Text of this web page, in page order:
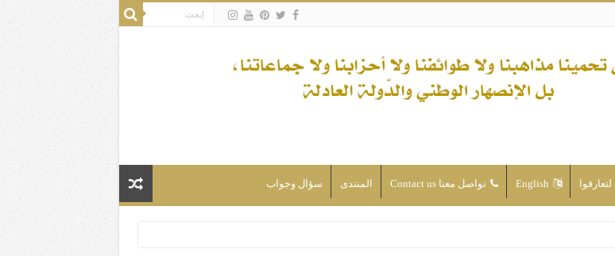
English تواصل معنا Contact us المنتدى سؤال وجواب